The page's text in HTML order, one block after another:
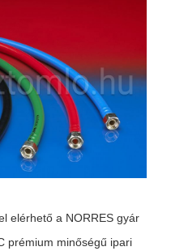
elérhető a NORRES gyár
prémium minőségű ipari